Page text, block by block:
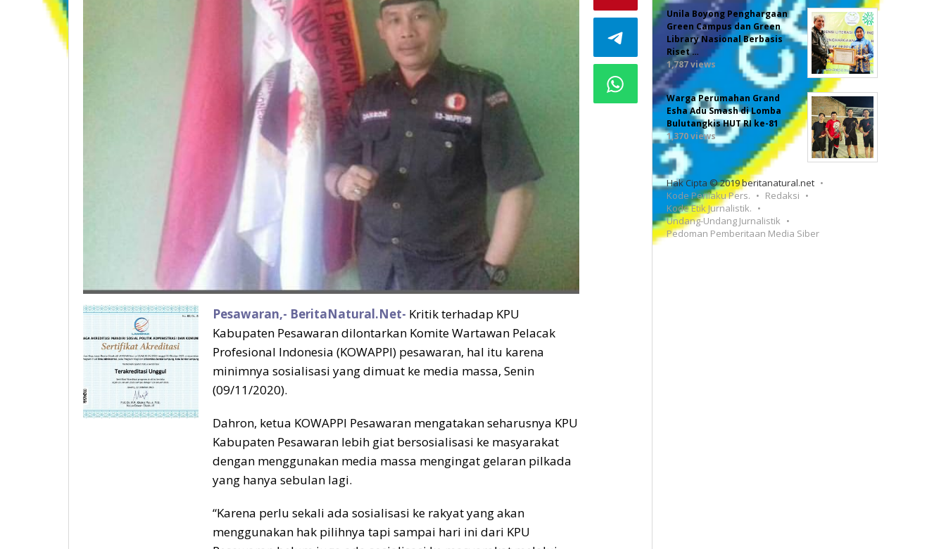
Pesawaran,- BeritaNatural.Net- Kritik terhadap KPU
Kabupaten Pesawaran dilontarkan Komite Wartawan Pelacak
Profesional Indonesia (KOWAPPI) pesawaran, hal itu karena
minimnya sosialisasi yang dimuat ke media massa, Senin
(09/11/2020).
Dahron, ketua KOWAPPI Pesawaran mengatakan seharusnya KPU
Kabupaten Pesawaran lebih giat bersosialisasi ke masyarakat
dengan menggunakan media massa mengingat gelaran pilkada
yang hanya sebulan lagi.
“Karena perlu sekali ada sosialisasi ke rakyat yang akan
menggunakan hak pilihnya tapi sampai hari ini dari KPU
Unila Boyong Penghargaan
Green Campus dan Green
Library Nasional Berbasis
Riset …
1,787 views
Warga Perumahan Grand
Esha Adu Smash di Lomba
Bulutangkis HUT RI ke-81
1,370 views
Hak Cipta © 2019 beritanatural.net
Kode Perilaku Pers.
Redaksi
Kode Etik Jurnalistik.
Undang-Undang Jurnalistik
Pedoman Pemberitaan Media Siber